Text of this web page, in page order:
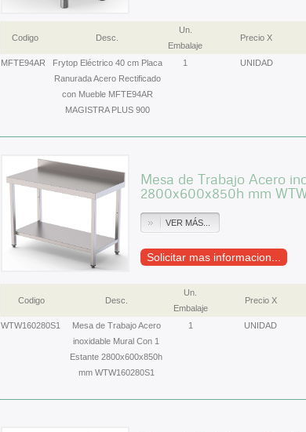
Codigo Desc.
Un.
Embalaje
Precio X
MFTE94AR
Frytop Eléctrico 40 cm Placa
Ranurada Acero Rectificado
con Mueble MFTE94AR
MAGISTRA PLUS 900
1 UNIDAD
Mesa de Trabajo Acero
2800x600x850h mm
VER MÁS...
Solicitar mas informacion...
Codigo Desc.
Un.
Embalaje
Precio X
WTW160280S1
Mesa de Trabajo Acero
inoxidable Mural Con 1
Estante 2800x600x850h
mm WTW160280S1
1 UNIDAD